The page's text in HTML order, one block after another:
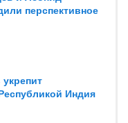
перспективное
Индия